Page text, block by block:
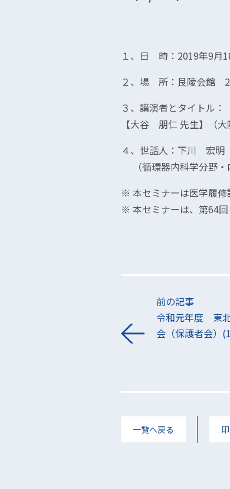
１、日 時：2019年9月
２、場 所：艮陵会館
３、講演者とタイトル
【大谷 朋仁 先生】（
４、世話人：下川 宏
（循環器内科学分野・
※ 本セミナーは医学履修
※ 本セミナーは、第64回
前の記事
令和元年度 東
会（保護者会）
一覧へ戻る